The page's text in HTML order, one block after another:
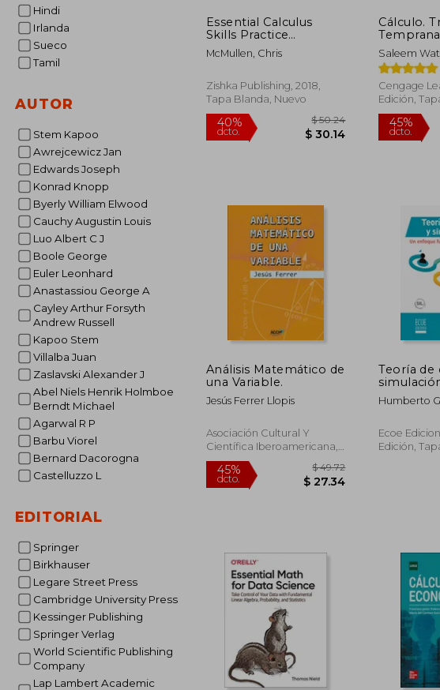
Hindi
Irlanda
Sueco
Tamil
AUTOR
Stem Kapoo
Awrejcewicz Jan
Edwards Joseph
Konrad Knopp
Byerly William Elwood
Cauchy Augustin Louis
Luo Albert C J
Boole George
Euler Leonhard
Anastassiou George A
Cayley Arthur Forsyth
Andrew Russell
Kapoo Stem
Villalba Juan
Zaslavski Alexander J
Abel Niels Henrik Holmboe
Berndt Michael
Agarwal R P
Barbu Viorel
Bernard Dacorogna
Castelluzzo L
EDITORIAL
Springer
Birkhauser
Legare Street Press
Cambridge University Press
Kessinger Publishing
Springer Verlag
World Scientific Publishing
Company
Lap Lambert Academic
Essential Calculus
Skills Practice
Workbook With Full
Solutions (en Inglés)
McMullen, Chris
Zishka Publishing, 2018,
Tapa Blanda, Nuevo
40%
dcto.
Cálculo.
Saleem
Cengage
Edición,
Nuevo
Análisis Matemático de
una Variable.
Jesús Ferrer Llopis
Asociación Cultural Y
Científica Iberoamericana,
2015, 1 Edición, Tapa Blanda,
Nuevo
dcto.
Teoría de
enfoque
y práctico
Humberto
Velasco
Ecoe
Edición,